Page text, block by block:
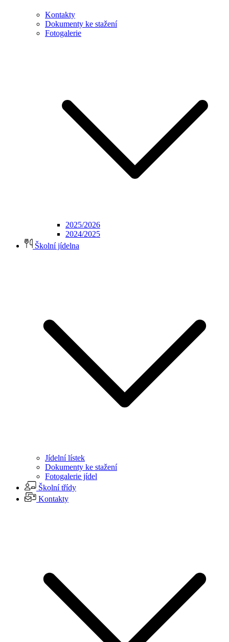
Kontakty
Dokumenty ke stažení
Fotogalerie
2025/2026
2024/2025
Školní jídelna
Jídelní lístek
Dokumenty ke stažení
Fotogalerie jídel
Školní třídy
Kontakty